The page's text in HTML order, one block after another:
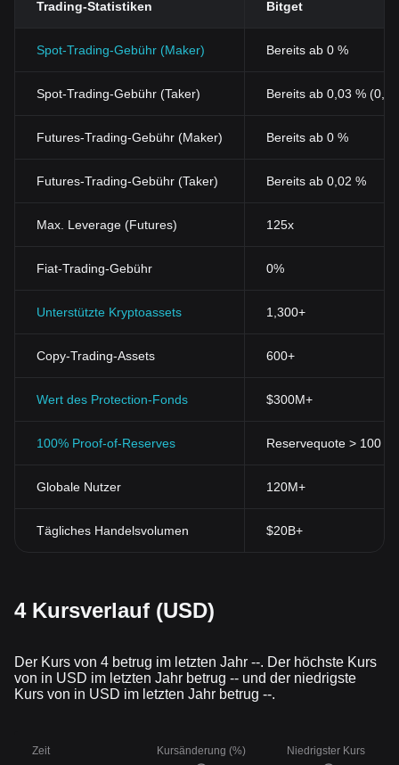
Trading-Statistiken Bitget
Spot-Trading-Gebühr (Maker) Bereits ab 0 %
Spot-Trading-Gebühr (Taker) Bereits ab 0,03 %
Futures-Trading-Gebühr (Maker) Bereits ab 0 %
Futures-Trading-Gebühr (Taker) Bereits ab 0,02 %
Max. Leverage (Futures) 125x
Fiat-Trading-Gebühr 0%
Unterstützte Kryptoassets 1,300+
Copy-Trading-Assets 600+
Wert des Protection-Fonds $300M+
100% Proof-of-Reserves Reservequote > 100
Globale Nutzer 120M+
Tägliches Handelsvolumen $20B+
4 Kursverlauf (USD)
Der Kurs von 4 betrug im letzten Jahr --. Der höchste Kurs
von in USD im letzten Jahr betrug -- und der niedrigste
Kurs von in USD im letzten Jahr betrug --.
Zeit Kursänderung (%) Niedrigster Kurs